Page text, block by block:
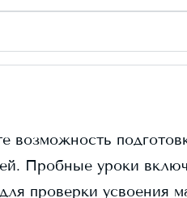
возможность
Пробные уроки
проверки усвоения